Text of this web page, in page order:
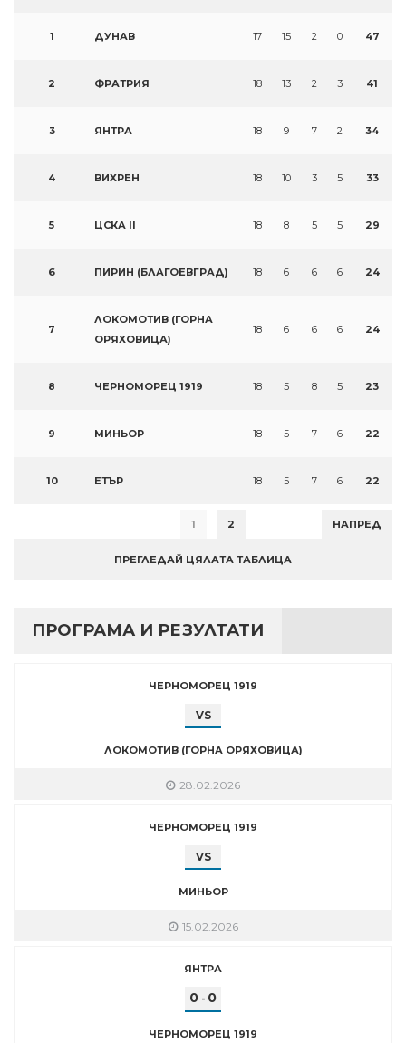
1 ДУНАВ 17 15 2 0 47
2 ФРАТРИЯ 18 13 2 3 41
3 ЯНТРА 18 9 7 2 34
4 ВИХРЕН 18 10 3 5 33
5 ЦСКА II 18 8 5 5 29
6 ПИРИН (БЛАГОЕВГРАД) 18 6 6 6 24
7
ЛОКОМОТИВ (ГОРНА
ОРЯХОВИЦА)
18 6 6 6 24
8 ЧЕРНОМОРЕЦ 1919 18 5 8 5 23
9 МИНЬОР 18 5 7 6 22
10 ЕТЪР 18 5 7 6 22
1 2 НАПРЕД
ПРЕГЛЕДАЙ ЦЯЛАТА ТАБЛИЦА
ПРОГРАМА И РЕЗУЛТАТИ
ЧЕРНОМОРЕЦ 1919
VS
ЛОКОМОТИВ (ГОРНА ОРЯХОВИЦА)
28.02.2026
ЧЕРНОМОРЕЦ 1919
VS
МИНЬОР
15.02.2026
ЯНТРА
0 - 0
ЧЕРНОМОРЕЦ 1919